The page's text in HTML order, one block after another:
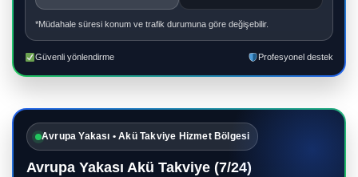
*Müdahale süresi konum ve trafik durumuna göre değişebilir.
Güvenli yönlendirme Profesyonel destek
Avrupa Yakası • Akü Takviye Hizmet Bölgesi
Avrupa Yakası Akü Takviye (7/24)